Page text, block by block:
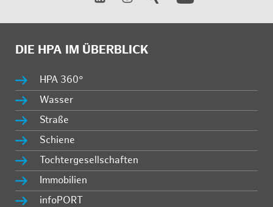
DIE HPA IM ÜBERBLICK
HPA 360°
Wasser
Straße
Schiene
Tochtergesellschaften
Immobilien
infoPORT